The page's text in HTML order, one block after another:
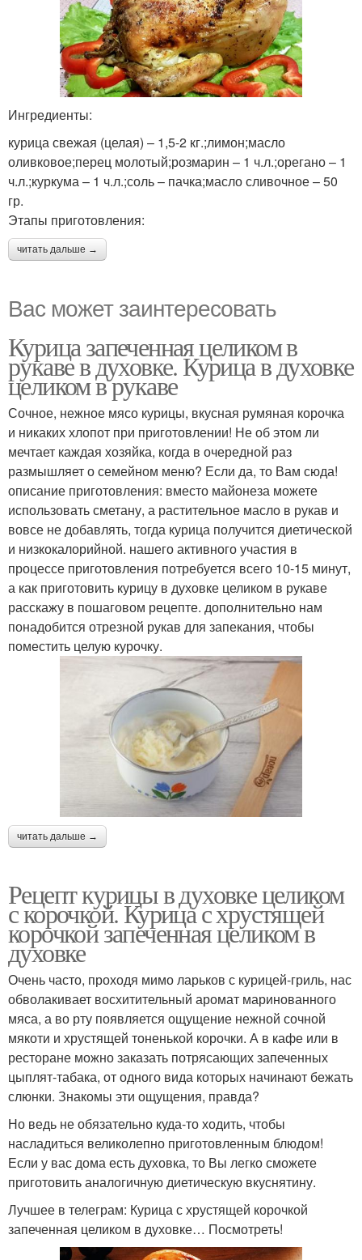
Ингредиенты:
курица свежая (целая) – 1,5-2 кг.;лимон;масло
оливковое;перец молотый;розмарин – 1 ч.л.;орегано – 1
ч.л.;куркума – 1 ч.л.;соль – пачка;масло сливочное – 50
гр.
Этапы приготовления:
читать дальше →
Вас может заинтересовать
Курица запеченная целиком в
рукаве в духовке. Курица в духовке
целиком в рукаве
Сочное, нежное мясо курицы, вкусная румяная корочка
и никаких хлопот при приготовлении! Не об этом ли
мечтает каждая хозяйка, когда в очередной раз
размышляет о семейном меню? Если да, то Вам сюда!
описание приготовления: вместо майонеза можете
использовать сметану, а растительное масло в рукав и
вовсе не добавлять, тогда курица получится диетической
и низкокалорийной. нашего активного участия в
процессе приготовления потребуется всего 10-15 минут,
а как приготовить курицу в духовке целиком в рукаве
расскажу в пошаговом рецепте. дополнительно нам
понадобится отрезной рукав для запекания, чтобы
поместить целую курочку.
читать дальше →
Рецепт курицы в духовке целиком
с корочкой. Курица с хрустящей
корочкой запеченная целиком в
духовке
Очень часто, проходя мимо ларьков с курицей-гриль, нас
обволакивает восхитительный аромат маринованного
мяса, а во рту появляется ощущение нежной сочной
мякоти и хрустящей тоненькой корочки. А в кафе или в
ресторане можно заказать потрясающих запеченных
цыплят-табака, от одного вида которых начинают бежать
слюнки. Знакомы эти ощущения, правда?
Но ведь не обязательно куда-то ходить, чтобы
насладиться великолепно приготовленным блюдом!
Если у вас дома есть духовка, то Вы легко сможете
приготовить аналогичную диетическую вкуснятину.
Лучшее в телеграм: Курица с хрустящей корочкой
запеченная целиком в духовке… Посмотреть!